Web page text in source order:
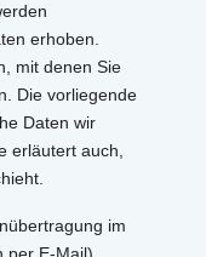
erhoben.
mit denen Sie
Die vorliegende
Daten wir
erläutert auch,
im